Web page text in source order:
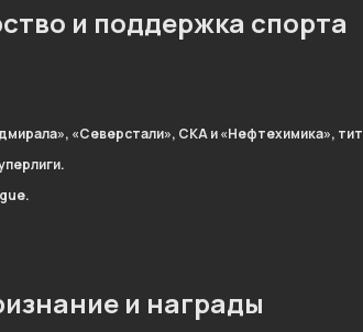
и поддержка спорта
«Северстали», СКА и «Нефтехимика»,
и награды